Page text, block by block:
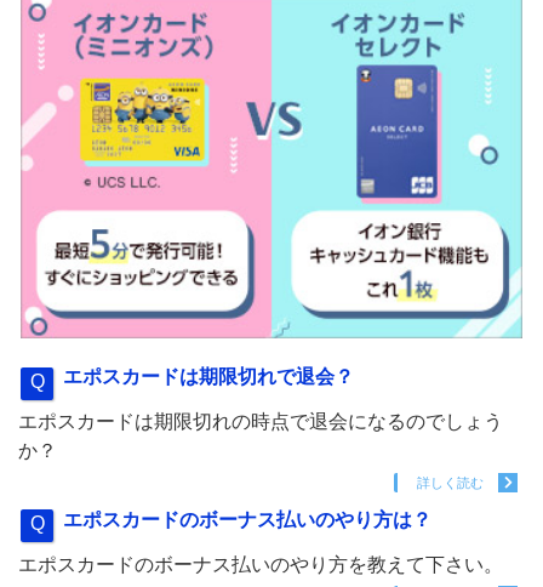
エポスカードは期限切れで退会？
エポスカードは期限切れの時点で退会になるのでしょう
か？
詳しく読む
エポスカードのボーナス払いのやり方は？
エポスカードのボーナス払いのやり方を教えて下さい。